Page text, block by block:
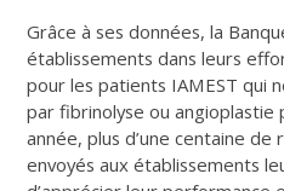
Grâce à ses données, la
établissements dans leurs
pour les patients IAMEST qui
par fibrinolyse ou angioplastie
année, plus d’une centaine
envoyés aux établissements